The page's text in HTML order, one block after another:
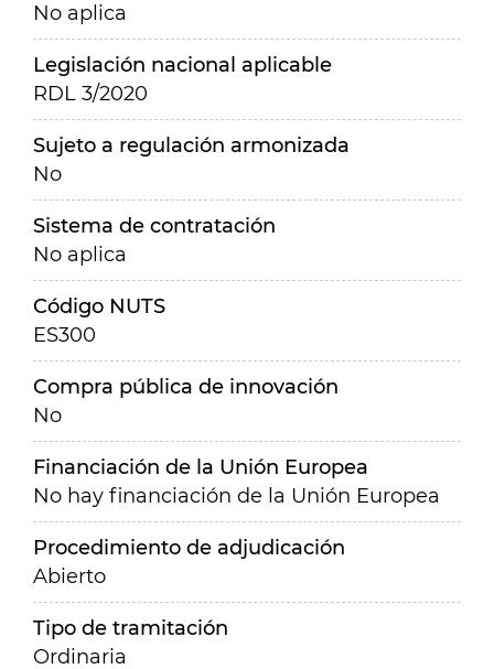
No aplica
Legislación nacional aplicable
RDL 3/2020
Sujeto a regulación armonizada
No
Sistema de contratación
No aplica
Código NUTS
ES300
Compra pública de innovación
No
Financiación de la Unión Europea
No hay financiación de la Unión Europea
Procedimiento de adjudicación
Abierto
Tipo de tramitación
Ordinaria